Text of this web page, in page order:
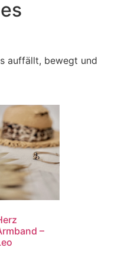
auffällt, bewegt und
–